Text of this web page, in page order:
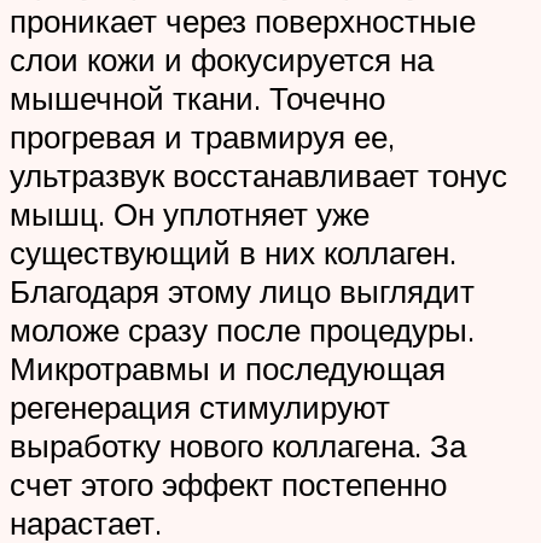
проникает через поверхностные
слои кожи и фокусируется на
мышечной ткани. Точечно
прогревая и травмируя ее,
ультразвук восстанавливает тонус
мышц. Он уплотняет уже
существующий в них коллаген.
Благодаря этому лицо выглядит
моложе сразу после процедуры.
Микротравмы и последующая
регенерация стимулируют
выработку нового коллагена. За
счет этого эффект постепенно
нарастает.